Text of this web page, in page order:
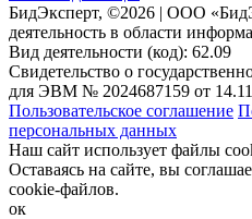
БидЭксперт, ©2026 | ООО
деятельность в области
Вид деятельности (код): 62.09
Свидетельство о
для ЭВМ № 2024687159 от
Пользовательское соглашение
персональных данных
Наш сайт использует файлы
Оставаясь на сайте, вы
cookie-файлов.
ок